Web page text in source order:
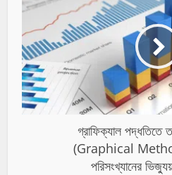
গ্রাফিক্যাল পদ্ধতিতে
(Graphical
পরিসংখ্যানের